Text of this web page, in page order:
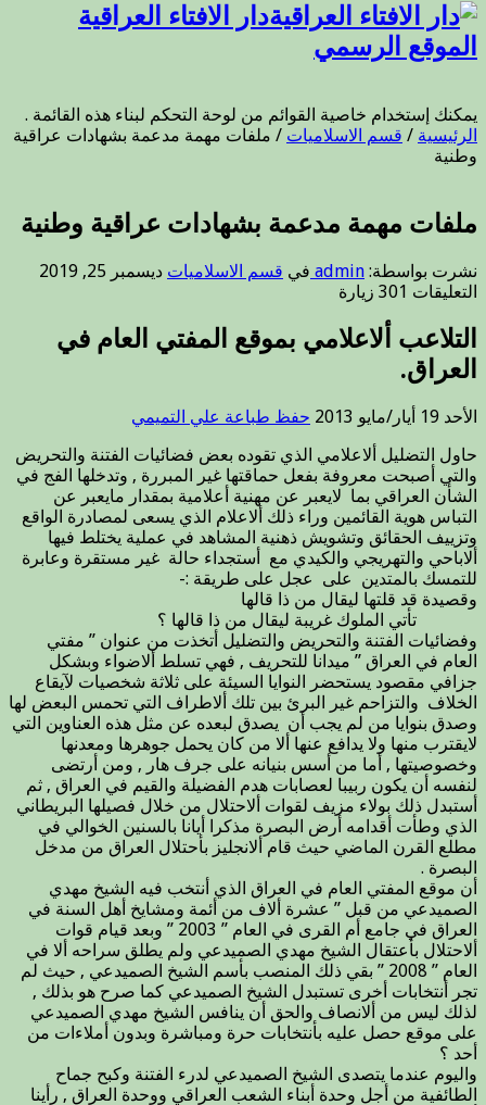
دار الافتاء العراقية
الموقع الرسمي
يمكنك إستخدام خاصية القوائم من لوحة التحكم لبناء هذه القائمة .
الرئيسية / قسم الاسلاميات / ملفات مهمة مدعمة بشهادات عراقية
وطنية
ملفات مهمة مدعمة بشهادات عراقية وطنية
نشرت بواسطة: admin في قسم الاسلاميات ديسمبر 25, 2019
التعليقات على
مهمة
مدعمة
بشهادات
وطنية
301 زيارة
التلاعب ألاعلامي بموقع المفتي العام في
العراق.
الأحد 19 أيار/مايو 2013 حفظ طباعة علي التميمي
حاول التضليل ألاعلامي الذي تقوده بعض فضائيات الفتنة والتحريض
والتي أصبحت معروفة بفعل حماقتها غير المبررة , وتدخلها الفج في
الشأن العراقي بما لايعبر عن مهنية أعلامية بمقدار مايعبر عن
التباس هوية القائمين وراء ذلك ألاعلام الذي يسعى لمصادرة الواقع
وتزييف الحقائق وتشويش ذهنية المشاهد في عملية يختلط فيها
ألاباحي والتهريجي والكيدي مع أستجداء حالة غير مستقرة وعابرة
للتمسك بالمتدين على عجل على طريقة :-
وقصيدة قد قلتها ليقال من ذا قالها
تأتي الملوك غريبة ليقال من ذا قالها ؟
وفضائيات الفتنة والتحريض والتضليل أتخذت من عنوان ” مفتي
العام في العراق ” ميدانا للتحريف , فهي تسلط ألاضواء وبشكل
جزافي مقصود يستحضر النوايا السيئة على ثلاثة شخصيات لآيقاع
الخلاف والتزاحم غير البرئ بين تلك ألاطراف التي تحمس البعض لها
وصدق بنوايا من لم يجب أن يصدق لبعده عن مثل هذه العناوين التي
لايقترب منها ولا يدافع عنها ألا من كان يحمل جوهرها ومعدنها
وخصوصيتها , أما من أسس بنيانه على جرف هار , ومن أرتضى
لنفسه أن يكون ربيبا لعصابات هدم الفضيلة والقيم في العراق , ثم
أستبدل ذلك بولاء مزيف لقوات ألاحتلال من خلال فصيلها البريطاني
الذي وطأت أقدامه أرض البصرة مذكرا أيانا بالسنين الخوالي في
مطلع القرن الماضي حيث قام ألانجليز بأحتلال العراق من مدخل
البصرة .
أن موقع المفتي العام في العراق الذي أنتخب فيه الشيخ مهدي
الصميدعي من قبل ” عشرة ألاف من أئمة ومشايخ أهل السنة في
العراق في جامع أم القرى في العام ” 2003 ” وبعد قيام قوات
ألاحتلال بأعتقال الشيخ مهدي الصميدعي ولم يطلق سراحه ألا في
العام ” 2008 ” بقي ذلك المنصب بأسم الشيخ الصميدعي , حيث لم
تجر أنتخابات أخرى تستبدل الشيخ الصميدعي كما صرح هو بذلك ,
لذلك ليس من ألانصاف والحق أن ينافس الشيخ مهدي الصميدعي
على موقع حصل عليه بأنتخابات حرة ومباشرة وبدون أملاءات من
أحد ؟
واليوم عندما يتصدى الشيخ الصميدعي لدرء الفتنة وكبح جماح
الطائفية من أجل وحدة أبناء الشعب العراقي ووحدة العراق , رأينا